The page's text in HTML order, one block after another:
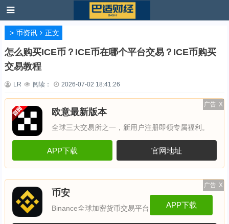
> 币资讯 正文
怎么购买ICE币？ICE币在哪个平台交易？ICE币购买
交易教程
LR 阅读： 2026-07-02 18:41:26
广告 X
欧意最新版本
全球三大交易所之一，新用户注册即领专属福利。
APP下载 官网地址
广告 X
币安
Binance全球加密货币交易平台 APP下载